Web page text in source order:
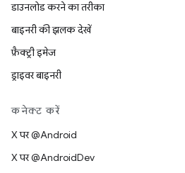
डाउनलोड करने का तरीका
बाइनरी की झलक देखें
फ़ैक्ट्री इमेज
ड्राइवर बाइनरी
कनेक्ट करें
X पर @Android
X पर @AndroidDev